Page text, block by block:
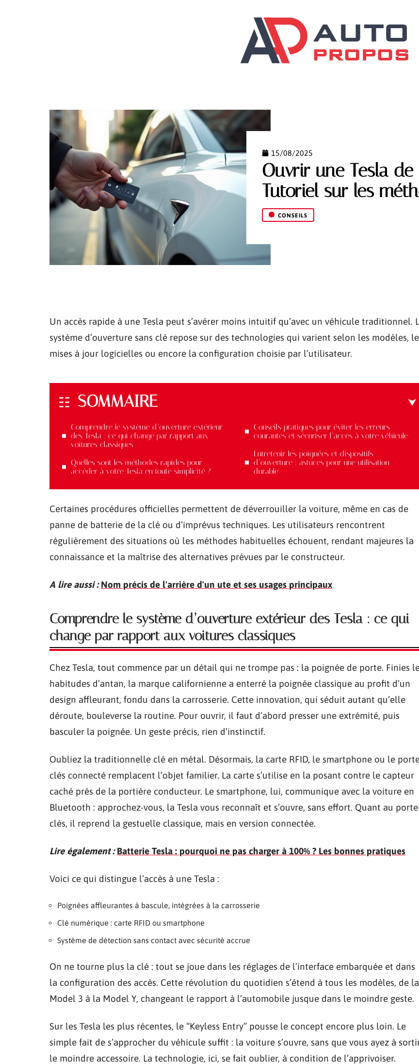
15/08/2025
Ouvrir une Tesla de
Tutoriel sur les
CONSEILS
Un accès rapide à une Tesla peut s’avérer moins intuitif qu’avec un véhicule traditionnel.
système d’ouverture sans clé repose sur des technologies qui varient selon les modèles,
mises à jour logicielles ou encore la configuration choisie par l’utilisateur.
SOMMAIRE
Comprendre le système d’ouverture extérieur
des Tesla : ce qui change par rapport aux
voitures classiques
Quelles sont les méthodes rapides pour
accéder à votre Tesla en toute simplicité ?
Conseils pratiques pour éviter les erreurs
courantes et sécuriser l’accès à votre véhicule
Entretenir les poignées et dispositifs
d’ouverture : astuces pour une utilisation
durable
Certaines procédures officielles permettent de déverrouiller la voiture, même en cas de
panne de batterie de la clé ou d’imprévus techniques. Les utilisateurs rencontrent
régulièrement des situations où les méthodes habituelles échouent, rendant majeures la
connaissance et la maîtrise des alternatives prévues par le constructeur.
A lire aussi : Nom précis de l'arrière d'un ute et ses usages principaux
Comprendre le système d’ouverture extérieur des Tesla : ce qui
change par rapport aux voitures classiques
Chez Tesla, tout commence par un détail qui ne trompe pas : la poignée de porte. Finies
habitudes d’antan, la marque californienne a enterré la poignée classique au profit d’un
design affleurant, fondu dans la carrosserie. Cette innovation, qui séduit autant qu’elle
déroute, bouleverse la routine. Pour ouvrir, il faut d’abord presser une extrémité, puis
basculer la poignée. Un geste précis, rien d’instinctif.
Oubliez la traditionnelle clé en métal. Désormais, la carte RFID, le smartphone ou le
clés connecté remplacent l’objet familier. La carte s’utilise en la posant contre le capteur
caché près de la portière conducteur. Le smartphone, lui, communique avec la voiture en
Bluetooth : approchez-vous, la Tesla vous reconnaît et s’ouvre, sans effort. Quant au
clés, il reprend la gestuelle classique, mais en version connectée.
Lire également : Batterie Tesla : pourquoi ne pas charger à 100% ? Les bonnes pratiques
Voici ce qui distingue l’accès à une Tesla :
Poignées affleurantes à bascule, intégrées à la carrosserie
Clé numérique : carte RFID ou smartphone
Système de détection sans contact avec sécurité accrue
On ne tourne plus la clé : tout se joue dans les réglages de l’interface embarquée et dans
la configuration des accès. Cette révolution du quotidien s’étend à tous les modèles, de la
Model 3 à la Model Y, changeant le rapport à l’automobile jusque dans le moindre geste.
Sur les Tesla les plus récentes, le “Keyless Entry” pousse le concept encore plus loin. Le
simple fait de s’approcher du véhicule suffit : la voiture s’ouvre, sans que vous ayez à
le moindre accessoire. La technologie, ici, se fait oublier, à condition de l’apprivoiser.